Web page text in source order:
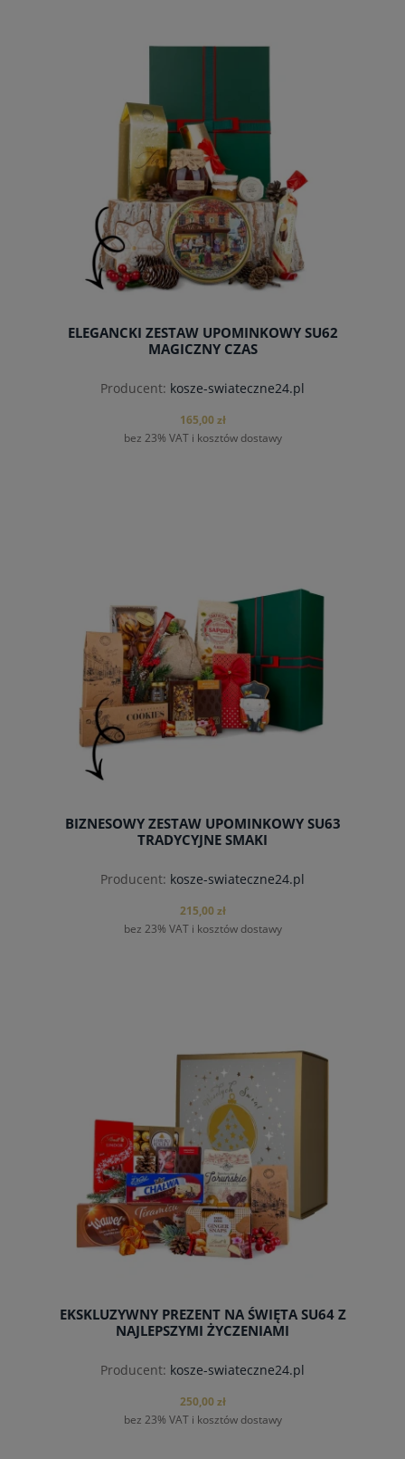
ELEGANCKI ZESTAW UPOMINKOWY SU62
MAGICZNY CZAS
Producent: kosze-swiateczne24.pl
165,00 zł
bez 23% VAT i kosztów dostawy
BIZNESOWY ZESTAW UPOMINKOWY SU63
TRADYCYJNE SMAKI
Producent: kosze-swiateczne24.pl
215,00 zł
bez 23% VAT i kosztów dostawy
EKSKLUZYWNY PREZENT NA ŚWIĘTA SU64 Z
NAJLEPSZYMI ŻYCZENIAMI
Producent: kosze-swiateczne24.pl
250,00 zł
bez 23% VAT i kosztów dostawy